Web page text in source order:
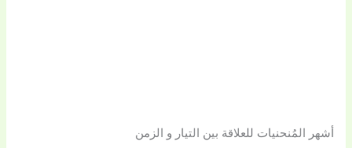
أشهر المُنحنيات للعلاقة بين التيار و الزمن